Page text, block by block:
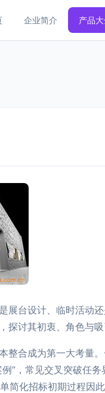
企业简介 产品
展台设计、临时活动
讨其初衷、角色与吸
整合成为第一大考量
”，常见交叉突破任务
简化招标初期过程因